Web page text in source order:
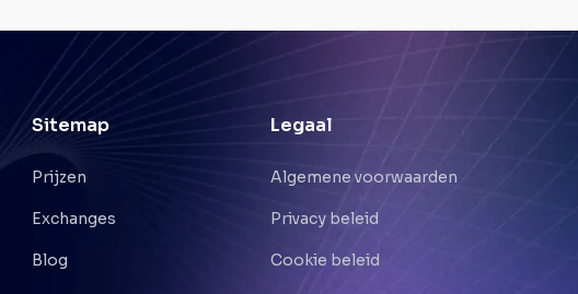
Sitemap
Prijzen
Exchanges
Blog
Legaal
Algemene voorwaarden
Privacy beleid
Cookie beleid